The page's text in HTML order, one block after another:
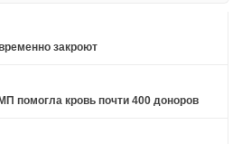
закроют
помогла кровь почти 400 доноров